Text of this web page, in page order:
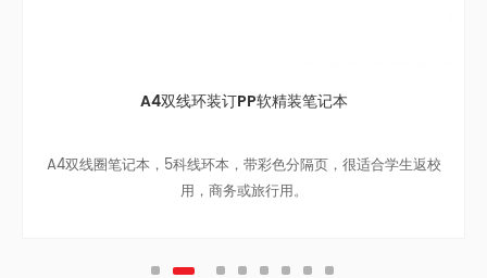
A4双线环装订PP软精装笔记本
A4双线圈笔记本，5科线环本，带彩色分隔页，很适合学生返校
用，商务或旅行用。